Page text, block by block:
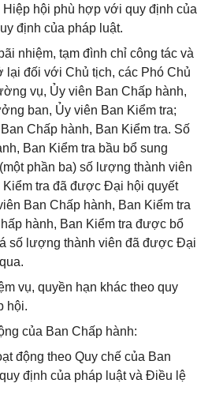
hội phù hợp với quy định của
định của pháp luật.
nhiệm, tạm đình chỉ công tác và
lại đối với Chủ tịch, các Phó Chủ
vụ, Ủy viên Ban Chấp hành,
ban, Ủy viên Ban Kiểm tra;
Chấp hành, Ban Kiểm tra. Số
Ban Kiểm tra bầu bổ sung
phần ba) số lượng thành viên
Kiểm tra đã được Đại hội quyết
Ban Chấp hành, Ban Kiểm tra
hành, Ban Kiểm tra được bổ
số lượng thành viên đã được Đại
vụ, quyền hạn khác theo quy
hội.
của Ban Chấp hành:
động theo Quy chế của Ban
định của pháp luật và Điều lệ